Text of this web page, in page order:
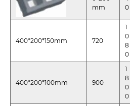
mm
0
400*200*150mm 720
1
0
8
0
400*200*100mm 900
1
8
0
0